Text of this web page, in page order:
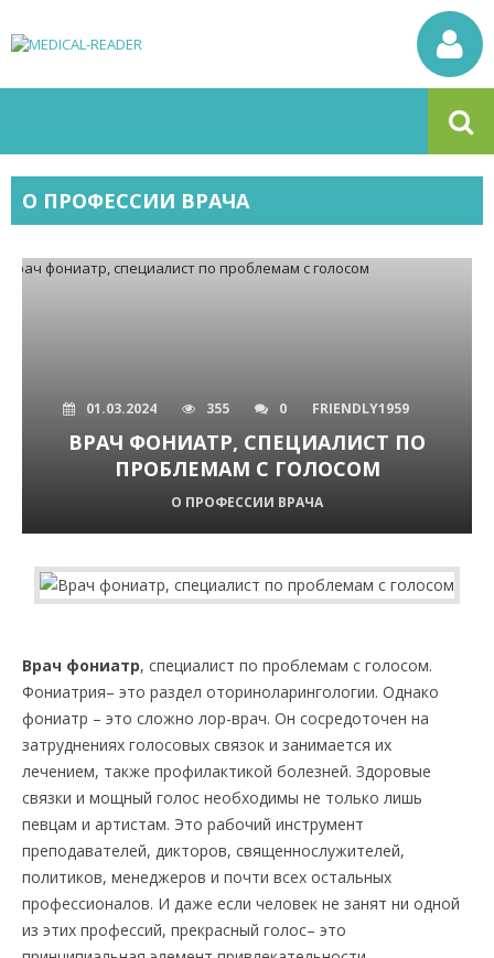
О ПРОФЕССИИ ВРАЧА
01.03.2024 355 0 FRIENDLY1959
ВРАЧ ФОНИАТР, СПЕЦИАЛИСТ ПО
ПРОБЛЕМАМ С ГОЛОСОМ
О ПРОФЕССИИ ВРАЧА
Врач фониатр, специалист по проблемам с голосом.
Фониатрия– это раздел оториноларингологии. Однако
фониатр – это сложно лор-врач. Он сосредоточен на
затруднениях голосовых связок и занимается их
лечением, также профилактикой болезней. Здоровые
связки и мощный голос необходимы не только лишь
певцам и артистам. Это рабочий инструмент
преподавателей, дикторов, священнослужителей,
политиков, менеджеров и почти всех остальных
профессионалов. И даже если человек не занят ни одной
из этих профессий, прекрасный голос– это